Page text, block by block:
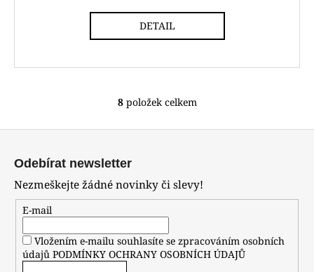
DETAIL
O
a
c
í
p
r
v
8položek celkem
Odebírat newsletter
Nezmeškejte žádné novinky či slevy!
E-mail
Vložením e-mailu souhlasíte se zpracováním osobních
údajů PODMÍNKY OCHRANY OSOBNÍCH ÚDAJŮ